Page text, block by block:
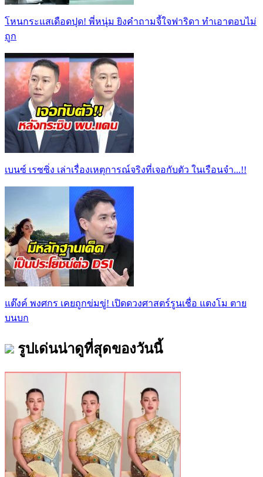
โหนกระแสเดือดปุด! พี่หนุ่ม ยิงคำถามจี้ใจฟาริดา ทำเอาตอบไม่
ถูก
เบนซ์ เรซซิ่ง เล่าเรื่องเหตุการณ์จริงที่เจอกับตัว ในเรือนจำ...!!
แต๊งค์ พงศกร เคยถูกข่มขู่! เปิดดวงศาสตร์รูนเชื่อ แตงโม ตาย
บนบก
รูปเด่นน่าดูที่สุดของวันนี้